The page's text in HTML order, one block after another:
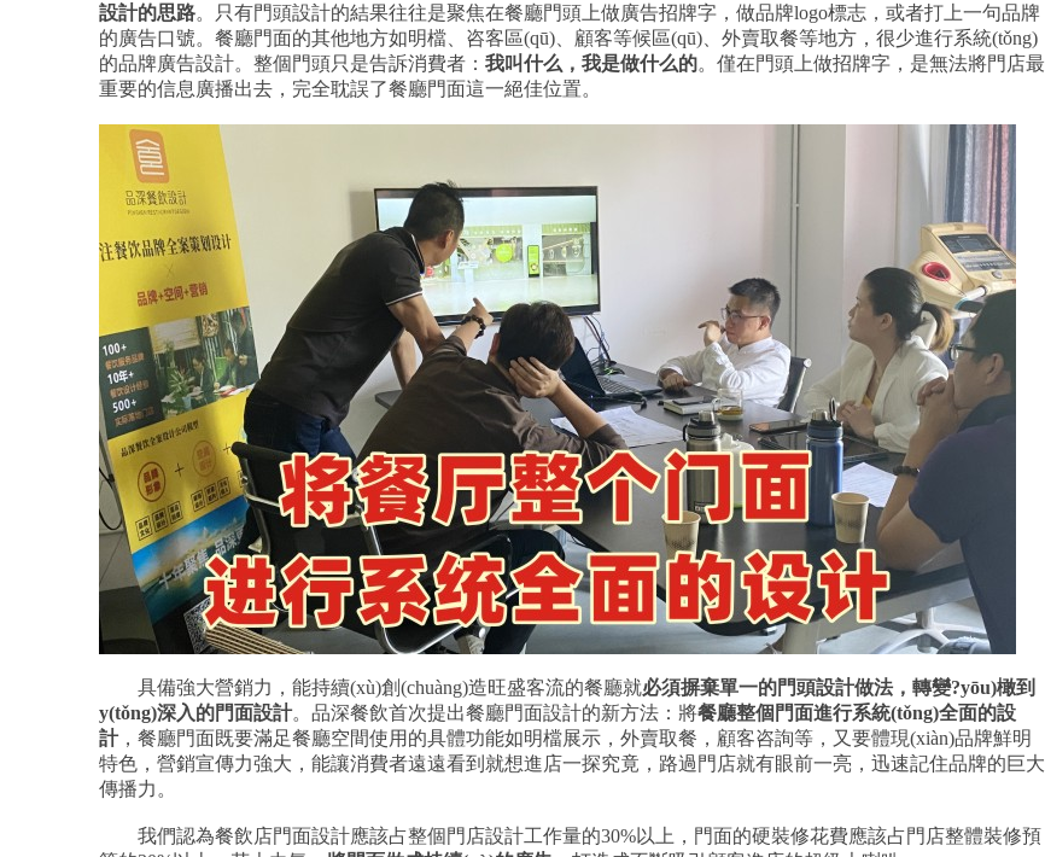
設計的思路。只有門頭設計的結果往往是聚焦在餐廳門頭上做廣告招牌字，做品牌logo標志，或者打上一句品牌
的廣告口號。餐廳門面的其他地方如明檔、咨客區(qū)、顧客等候區(qū)、外賣取餐等地方，很少進行系統(tǒng)
的品牌廣告設計。整個門頭只是告訴消費者： 我叫什么，我是做什么的。僅在門頭上做招牌字，是無法將門店最
重要的信息廣播出去，完全耽誤了餐廳門面這一絕佳位置。
具備強大營銷力，能持續(xù)創(chuàng)造旺盛客流的餐廳就必須摒棄單一的門頭設計做法，轉變?yōu)橄到
y(tǒng)深入的門面設計。品深餐飲首次提出餐廳門面設計的新方法：將餐廳整個門面進行系統(tǒng)全面的設
計，餐廳門面既要滿足餐廳空間使用的具體功能如明檔展示，外賣取餐，顧客咨詢等，又要體現(xiàn)品牌鮮明
特色，營銷宣傳力強大，能讓消費者遠遠看到就想進店一探究竟，路過門店就有眼前一亮，迅速記住品牌的巨大
傳播力。
我們認為餐飲店門面設計應該占整個門店設計工作量的30%以上，門面的硬裝修花費應該占門店整體裝修預